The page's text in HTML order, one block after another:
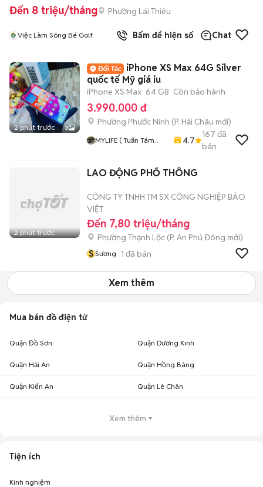
Đến 8 triệu/tháng Phường Lái Thiêu
Việc Làm Sông Bé Golf Bấm để hiện số Chat
2 phút trước 3
iPhone XS Max 64G Silver
quốc tế Mỹ giá iu
iPhone XS Max 64 GB Còn bảo hành
3.990.000 đ
Phường Phước Ninh (P. Hải Châu mới)
MYLIFE ( Tuấn Tám
MTB, Nokia, Mobiado,
4.7
167 đã
bán
2 phút trước
LAO ĐỘNG PHỔ THÔNG
CÔNG TY TNHH TM SX CÔNG NGHIỆP BẢO
VIỆT
Đến 7,80 triệu/tháng
Phường Thạnh Lộc (P. An Phú Đông mới)
S Sương 1 đã bán
Xem thêm
Mua bán đồ điện tử
Quận Đồ Sơn Quận Dương Kinh
Quận Hải An Quận Hồng Bàng
Quận Kiến An Quận Lê Chân
Xem thêm
Tiện ích
Kinh nghiệm